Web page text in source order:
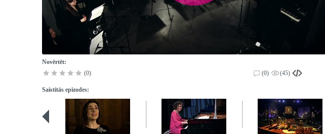
Novērtēt:
(0)
(0) (45)
Saistītās epizodes: